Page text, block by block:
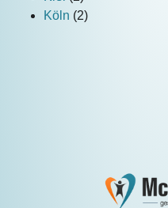
Köln (2)